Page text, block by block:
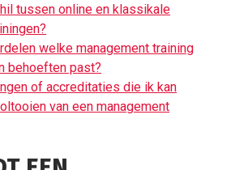
tussen online en klassikale
welke management training
behoeften past?
of accreditaties die ik kan
van een management